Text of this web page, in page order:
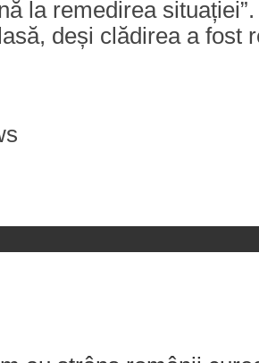
la remedirea
deși clădirea a fost